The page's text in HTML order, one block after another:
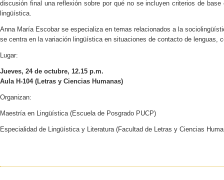
discusión final una reflexión sobre por qué no se incluyen criterios de
lingüística.
Anna María Escobar se especializa en temas relacionados a la
se centra en la variación lingüística en situaciones de contacto de lenguas,
Lugar:
Jueves, 24 de octubre, 12.15 p.m.
Aula H-104 (Letras y Ciencias Humanas)
Organizan:
Maestría en Lingüística (Escuela de Posgrado PUCP)
Especialidad de Lingüística y Literatura (Facultad de Letras y Ciencias